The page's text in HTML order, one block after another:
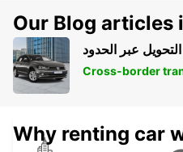
SANKT AUGUSTIN
SANKT AUGUSTIN -
عبر الحدود
Cross-border
Why renting car